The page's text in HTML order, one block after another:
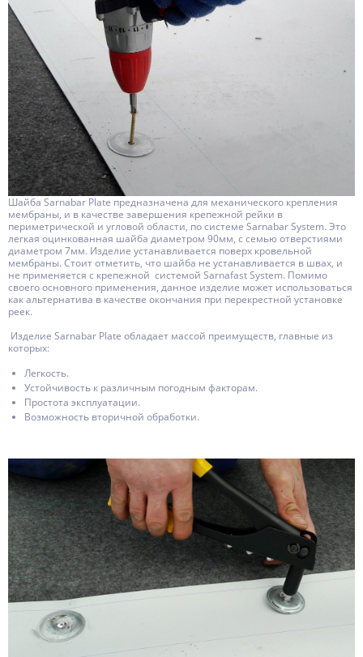
Шайба Sarnabar Plate предназначена для механического крепления
мембраны, и в качестве завершения крепежной рейки в
периметрической и угловой области, по системе Sarnabar System. Это
легкая оцинкованная шайба диаметром 90мм, с семью отверстиями
диаметром 7мм. Изделие устанавливается поверх кровельной
мембраны. Стоит отметить, что шайба не устанавливается в швах, и
не применяется с крепежной системой Sarnafast System. Помимо
своего основного применения, данное изделие может использоваться
как альтернатива в качестве окончания при перекрестной установке
реек.
Изделие Sarnabar Plate обладает массой преимуществ, главные из
которых:
Легкость.
Устойчивость к различным погодным факторам.
Простота эксплуатации.
Возможность вторичной обработки.